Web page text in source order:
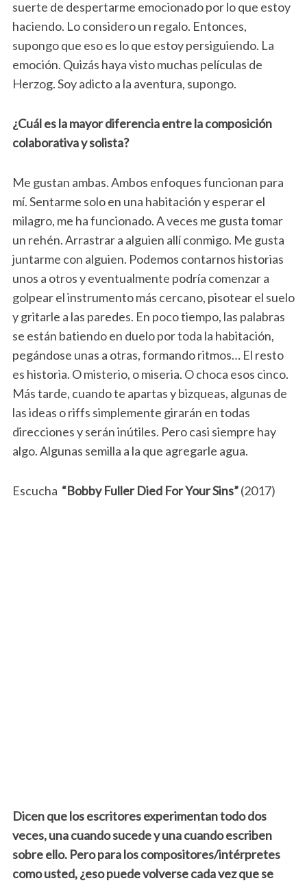
suerte de despertarme emocionado por lo que estoy
haciendo. Lo considero un regalo. Entonces,
supongo que eso es lo que estoy persiguiendo. La
emoción. Quizás haya visto muchas películas de
Herzog. Soy adicto a la aventura, supongo.
¿Cuál es la mayor diferencia entre la composición
colaborativa y solista?
Me gustan ambas. Ambos enfoques funcionan para
mí. Sentarme solo en una habitación y esperar el
milagro, me ha funcionado. A veces me gusta tomar
un rehén. Arrastrar a alguien allí conmigo. Me gusta
juntarme con alguien. Podemos contarnos historias
unos a otros y eventualmente podría comenzar a
golpear el instrumento más cercano, pisotear el suelo
y gritarle a las paredes. En poco tiempo, las palabras
se están batiendo en duelo por toda la habitación,
pegándose unas a otras, formando ritmos… El resto
es historia. O misterio, o miseria. O choca esos cinco.
Más tarde, cuando te apartas y bizqueas, algunas de
las ideas o riffs simplemente girarán en todas
direcciones y serán inútiles. Pero casi siempre hay
algo. Algunas semilla a la que agregarle agua.
Escucha “Bobby Fuller Died For Your Sins”(2017)
Dicen que los escritores experimentan todo dos
veces, una cuando sucede y una cuando escriben
sobre ello. Pero para los compositores/intérpretes
como usted, ¿eso puede volverse cada vez que se